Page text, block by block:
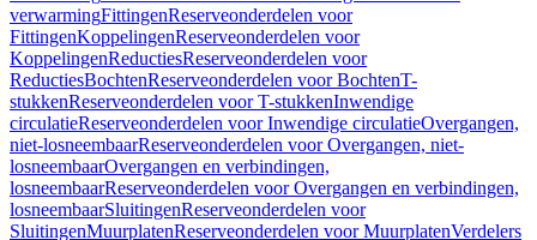
verwarmingFittingenReserveonderdelen voor
FittingenKoppelingenReserveonderdelen voor
KoppelingenReductiesReserveonderdelen voor
ReductiesBochtenReserveonderdelen voor BochtenT-
stukkenReserveonderdelen voor T-stukkenInwendige
circulatieReserveonderdelen voor Inwendige circulatieOvergangen,
niet-losneembaarReserveonderdelen voor Overgangen, niet-
losneembaarOvergangen en verbindingen,
losneembaarReserveonderdelen voor Overgangen en verbindingen,
losneembaarSluitingenReserveonderdelen voor
SluitingenMuurplatenReserveonderdelen voor MuurplatenVerdelers